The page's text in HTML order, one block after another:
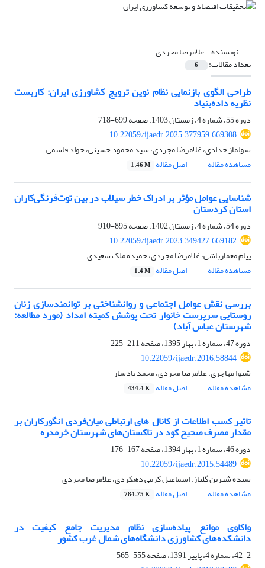
نویسنده =غلامرضا مجردی
تعداد مقالات: 6
طراحی الگوی بازنمایی نظام نوین ترویج کشاورزی ایران: کاربست
نظریه داده‌بنیاد
دوره 55، شماره 4، زمستان 1403، صفحه
699-718
10.22059/ijaedr.2025.377959.669308
سولماز حدادی، غلامرضا مجردی، سید محمود حسینی، جواد قاسمی
مشاهده مقاله
اصل مقاله 1.46 M
شناسایی عوامل مؤثر بر ادراک خطر سیلاب در بین توت‌فرنگی‌کاران
استان کردستان
دوره 54، شماره 4، زمستان 1402، صفحه
895-910
10.22059/ijaedr.2023.349427.669182
پیام معمارباشی، غلامرضا مجردی، حمیده ملک سعیدی
مشاهده مقاله
اصل مقاله 1.4 M
بررسی نقش عوامل اجتماعی و روانشناختی بر توانمندسازی زنان
روستایی سرپرست خانوار تحت پوشش کمیته امداد (مورد مطالعه:
شهرستان عباس آباد)
دوره 47، شماره 1، بهار 1395، صفحه
211-225
10.22059/ijaedr.2016.58844
شیوا مهاجری، غلامرضا مجردی، محمد بادسار
مشاهده مقاله
اصل مقاله 434.4 K
تاثیر کسب اطلاعات از کانال های ارتباطی میان‌فردی انگورکاران بر
مقدار مصرف صحیح کود در تاکستان‌های شهرستان خرمدره
دوره 46، شماره 1، بهار 1394، صفحه
167-176
10.22059/ijaedr.2015.54489
سیده شیرین گلباز، اسماعیل کرمی دهکردی، غلامرضا مجردی
مشاهده مقاله
اصل مقاله 784.75 K
واکاوی موانع پیاده‌سازی نظام مدیریت جامع کیفیت در
دانشکده‌های کشاورزی دانشگاه‌های شمال غرب کشور
42-2، شماره 4، پاییز 1391، صفحه
555-565